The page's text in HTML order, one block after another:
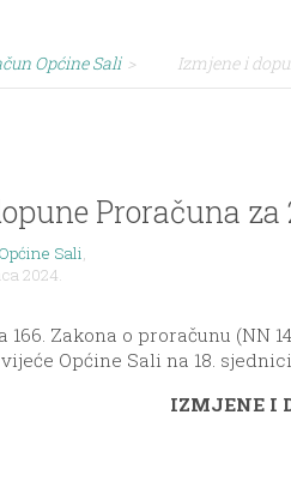
Općine Sali > Izmjene i
Proračuna za
Sali,
2024.
166. Zakona o proračunu (NN
Općine Sali na 18.
IZMJENE I